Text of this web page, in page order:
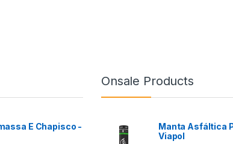
E Chapisco -
Onsale Products
Manta Asfáltica
Viapol